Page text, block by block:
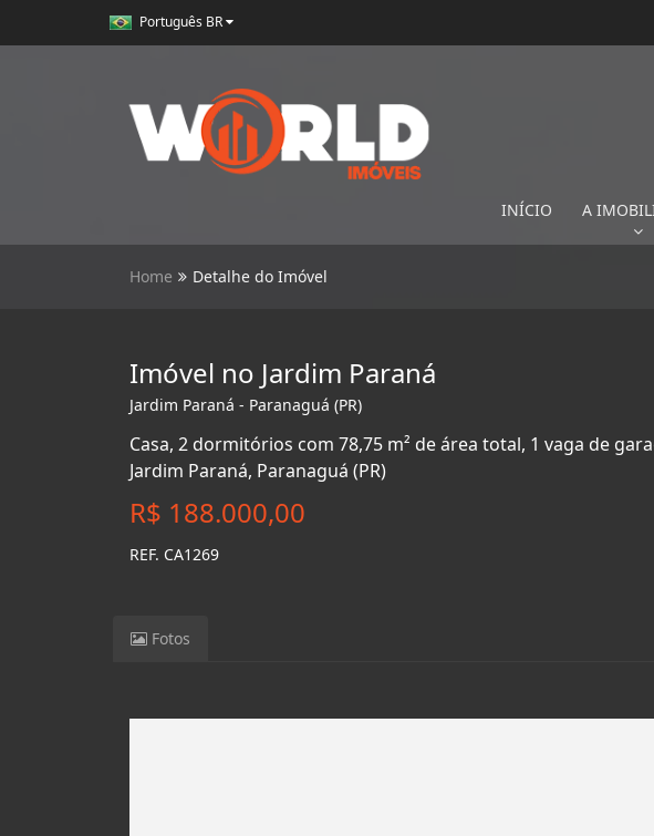
Português BR
INÍCIO A
Home Detalhe do Imóvel
Imóvel no Jardim Paraná
Jardim Paraná - Paranaguá (PR)
Casa, 2 dormitórios com 78,75 m² de área total, 1 vaga de
Jardim Paraná, Paranaguá (PR)
R$ 188.000,00
REF. CA1269
Fotos